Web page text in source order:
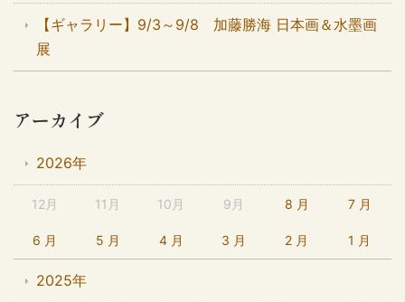
【ギャラリー】9/3～9/8 加藤勝海 日本画＆水墨画
展
アーカイブ
2026年
12月 11月 10月 9月 8 月 7 月
6 月 5 月 4 月 3 月 2 月 1 月
2025年